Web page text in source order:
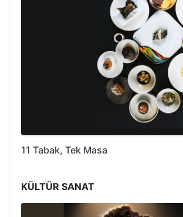
11 Tabak, Tek Masa
KÜLTÜR SANAT